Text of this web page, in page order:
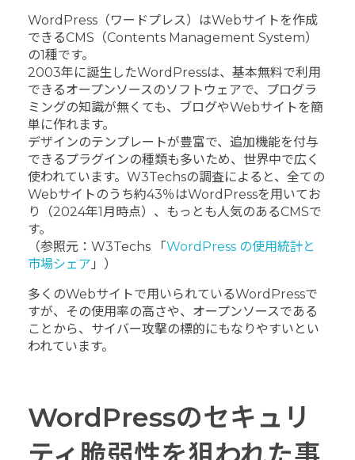
WordPress（ワードプレス）はWebサイトを作成
できるCMS（Contents Management System）
の1種です。
2003年に誕生したWordPressは、基本無料で利用
できるオープンソースのソフトウェアで、プログラ
ミングの知識が無くても、ブログやWebサイトを簡
単に作れます。
デザインのテンプレートが豊富で、追加機能を付与
できるプラグインの種類も多いため、世界中で広く
使われています。W3Techsの調査によると、全ての
Webサイトのうち約43％はWordPressを用いてお
り（2024年1月時点）、もっとも人気のあるCMSで
す。
（参照元：W3Techs 「 WordPress の使用統計と
市場シェア 」）
多くのWebサイトで用いられているWordPressで
すが、その使用率の高さや、オープンソースである
ことから、サイバー攻撃の標的にもなりやすいとい
われています。
WordPressのセキュリ